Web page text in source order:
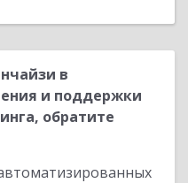
в
и поддержки
обратите